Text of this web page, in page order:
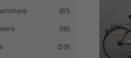
(61)
(18)
(59)